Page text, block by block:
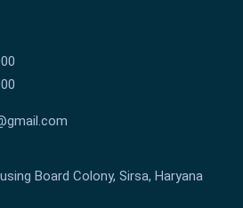
Board Colony, Sirsa, Haryana